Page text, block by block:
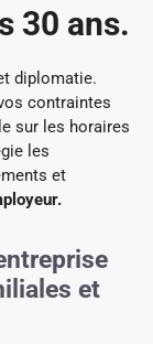
30 ans.
diplomatie.
contraintes
sur les horaires
les
et
et